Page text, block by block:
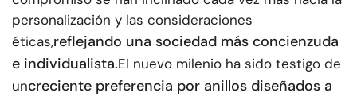
personalización y las consideraciones
éticas,reflejando una sociedad más concienzuda
e individualista.El nuevo milenio ha sido testigo de
uncreciente preferencia por anillos diseñados a